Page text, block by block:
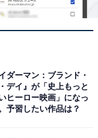
ダーマン：ブランド・
デイ』が「史上もっと
ヒーロー映画」になっ
予習したい作品は？